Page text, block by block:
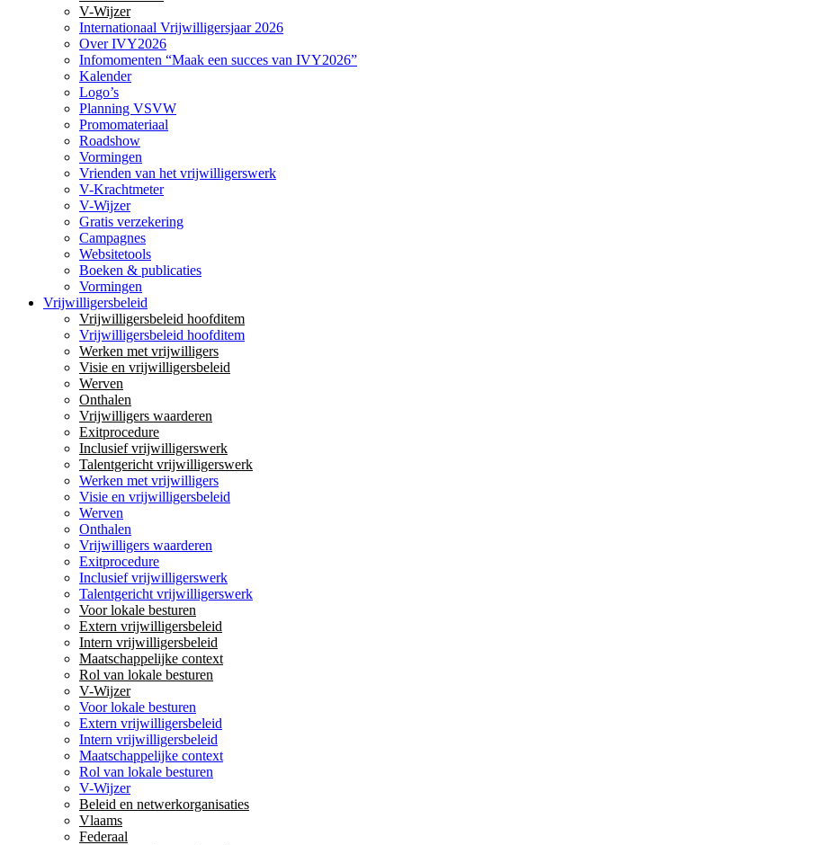
V-Wijzer
Internationaal Vrijwilligersjaar 2026
Over IVY2026
Infomomenten “Maak een succes van IVY2026”
Kalender
Logo’s
Planning VSVW
Promomateriaal
Roadshow
Vormingen
Vrienden van het vrijwilligerswerk
V-Krachtmeter
V-Wijzer
Gratis verzekering
Campagnes
Websitetools
Boeken & publicaties
Vormingen
Vrijwilligersbeleid
Vrijwilligersbeleid hoofditem
Vrijwilligersbeleid hoofditem
Werken met vrijwilligers
Visie en vrijwilligersbeleid
Werven
Onthalen
Vrijwilligers waarderen
Exitprocedure
Inclusief vrijwilligerswerk
Talentgericht vrijwilligerswerk
Werken met vrijwilligers
Visie en vrijwilligersbeleid
Werven
Onthalen
Vrijwilligers waarderen
Exitprocedure
Inclusief vrijwilligerswerk
Talentgericht vrijwilligerswerk
Voor lokale besturen
Extern vrijwilligersbeleid
Intern vrijwilligersbeleid
Maatschappelijke context
Rol van lokale besturen
V-Wijzer
Voor lokale besturen
Extern vrijwilligersbeleid
Intern vrijwilligersbeleid
Maatschappelijke context
Rol van lokale besturen
V-Wijzer
Beleid en netwerkorganisaties
Vlaams
Federaal